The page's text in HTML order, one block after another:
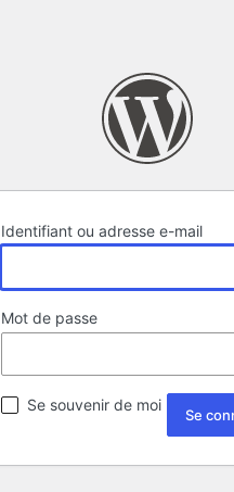
Identifiant ou adresse e-mail
Mot de passe
Se souvenir de moi